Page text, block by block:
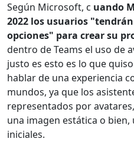
Según Microsoft, c uando
2022 los usuarios
opciones" para crear su
dentro de Teams el uso de
justo es esto es lo que
hablar de una experiencia
mundos, ya que los
representados por
una imagen estática o
iniciales.